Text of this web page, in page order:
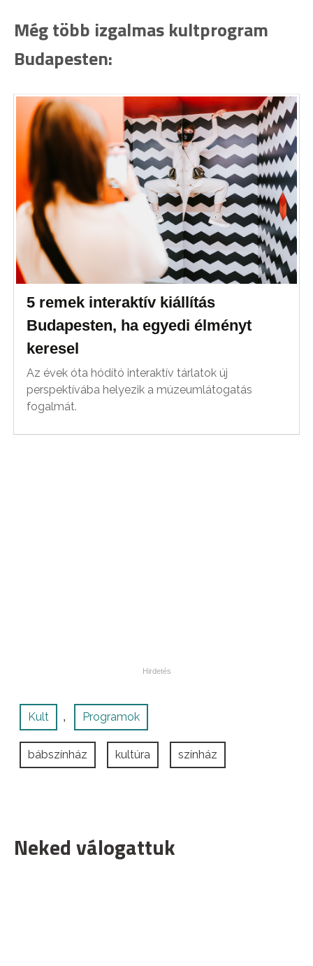
Még több izgalmas kultprogram
Budapesten:
5 remek interaktív kiállítás
Budapesten, ha egyedi élményt
keresel
Az évek óta hódító interaktív tárlatok új
perspektívába helyezik a múzeumlátogatás
fogalmát.
Kult , Programok
bábszínház kultúra színház
Neked válogattuk